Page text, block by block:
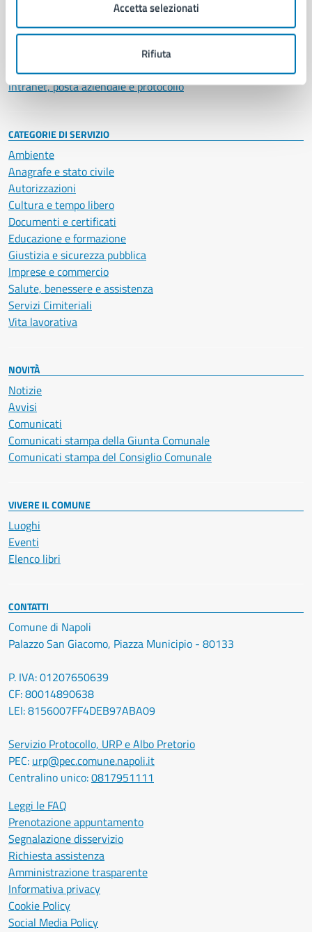
Accetta selezionati
Rifiuta
Politici
Documenti e dati
Intranet, posta aziendale e protocollo
CATEGORIE DI SERVIZIO
Ambiente
Anagrafe e stato civile
Autorizzazioni
Cultura e tempo libero
Documenti e certificati
Educazione e formazione
Giustizia e sicurezza pubblica
Imprese e commercio
Salute, benessere e assistenza
Servizi Cimiteriali
Vita lavorativa
NOVITÀ
Notizie
Avvisi
Comunicati
Comunicati stampa della Giunta Comunale
Comunicati stampa del Consiglio Comunale
VIVERE IL COMUNE
Luoghi
Eventi
Elenco libri
CONTATTI
Comune di Napoli
Palazzo San Giacomo, Piazza Municipio - 80133
P. IVA: 01207650639
CF: 80014890638
LEI: 8156007FF4DEB97ABA09
Servizio Protocollo, URP e Albo Pretorio
PEC: urp@pec.comune.napoli.it
Centralino unico:0817951111
Leggi le FAQ
Prenotazione appuntamento
Segnalazione disservizio
Richiesta assistenza
Amministrazione trasparente
Informativa privacy
Cookie Policy
Social Media Policy